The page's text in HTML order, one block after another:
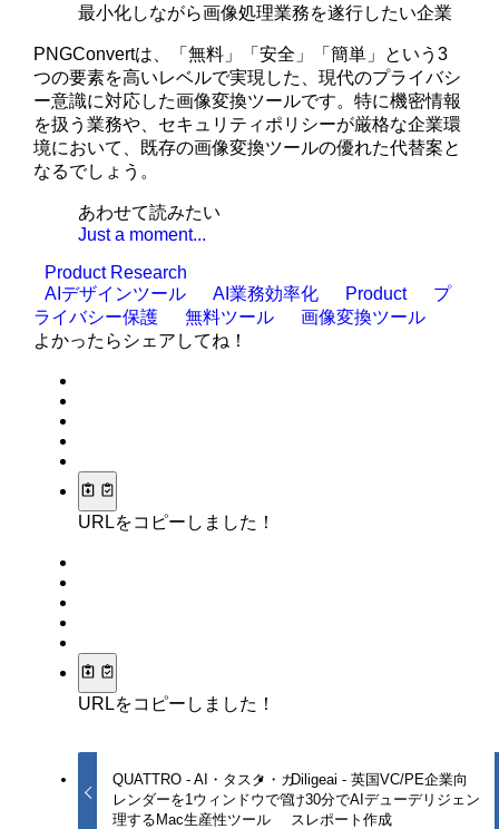
最小化しながら画像処理業務を遂行したい企業
PNGConvertは、「無料」「安全」「簡単」という3
つの要素を高いレベルで実現した、現代のプライバシ
ー意識に対応した画像変換ツールです。特に機密情報
を扱う業務や、セキュリティポリシーが厳格な企業環
境において、既存の画像変換ツールの優れた代替案と
なるでしょう。
あわせて読みたい
Just a moment...
Product Research
AIデザインツール
AI業務効率化 Product
プ
ライバシー保護
無料ツール
画像変換ツール
よかったらシェアしてね！
URLをコピーしました！
URLをコピーしました！
QUATTRO - AI・タスク・カ
レンダーを1ウィンドウで管
理するMac生産性ツール
Diligeai - 英国VC/PE企業向
け30分でAIデューデリジェン
スレポート作成